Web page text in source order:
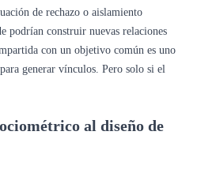
de rechazo o aislamiento
podrían construir nuevas relaciones
con un objetivo común es uno
generar vínculos. Pero solo si el
al diseño de